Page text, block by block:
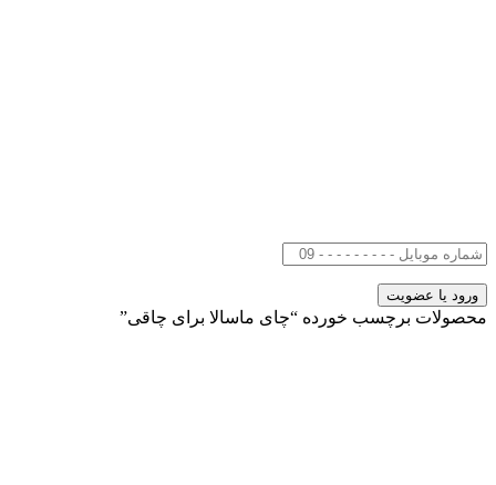
محصولات برچسب خورده “چای ماسالا برای چاقی”